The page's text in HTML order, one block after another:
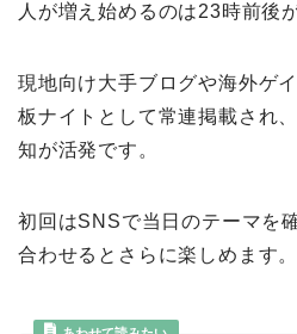
人が増え始めるのは23時前後
現地向け大手ブログや海外ゲ
板ナイトとして常連掲載され
知が活発です。
初回はSNSで当日のテーマを
合わせるとさらに楽しめます。